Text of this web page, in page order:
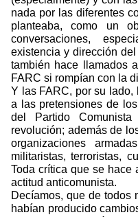
nada por las diferentes
planteaba, como un
conversaciones,
existencia y dirección
también hace llamados
FARC si rompían con la
Y las FARC, por su lado,
a las pretensiones de
del Partido
revolución; además de
organizaciones
militaristas, terroristas,
Toda crítica que se hace
actitud anticomunista.
Decíamos, que de todos
habían producido